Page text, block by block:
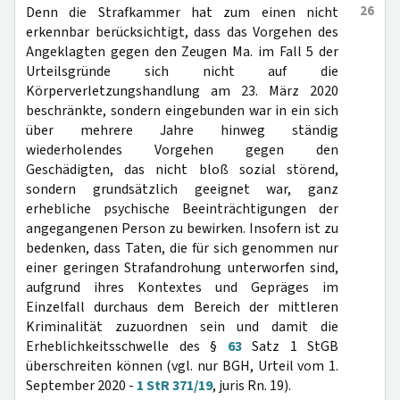
26
Denn die Strafkammer hat zum einen nicht
erkennbar berücksichtigt, dass das Vorgehen des
Angeklagten gegen den Zeugen Ma. im Fall 5 der
Urteilsgründe sich nicht auf die
Körperverletzungshandlung am 23. März 2020
beschränkte, sondern eingebunden war in ein sich
über mehrere Jahre hinweg ständig
wiederholendes Vorgehen gegen den
Geschädigten, das nicht bloß sozial störend,
sondern grundsätzlich geeignet war, ganz
erhebliche psychische Beeinträchtigungen der
angegangenen Person zu bewirken. Insofern ist zu
bedenken, dass Taten, die für sich genommen nur
einer geringen Strafandrohung unterworfen sind,
aufgrund ihres Kontextes und Gepräges im
Einzelfall durchaus dem Bereich der mittleren
Kriminalität zuzuordnen sein und damit die
Erheblichkeitsschwelle des § 63Satz 1 StGB
überschreiten können (vgl. nur BGH, Urteil vom 1.
September 2020 - 1 StR 371/19, juris Rn. 19).